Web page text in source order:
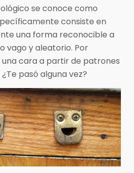
se conoce como
consiste en
una forma reconocible a
vago y aleatorio. Por
cara a partir de patrones
pasó alguna vez?